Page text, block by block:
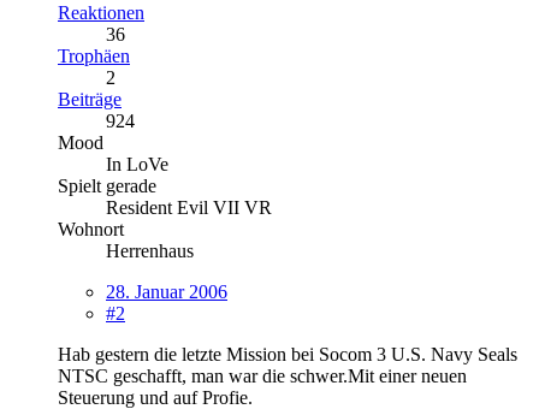
Reaktionen
36
Trophäen
2
Beiträge
924
Mood
In LoVe
Spielt gerade
Resident Evil VII VR
Wohnort
Herrenhaus
28. Januar 2006
#2
Hab gestern die letzte Mission bei Socom 3 U.S. Navy Seals
NTSC geschafft, man war die schwer.Mit einer neuen
Steuerung und auf Profie.